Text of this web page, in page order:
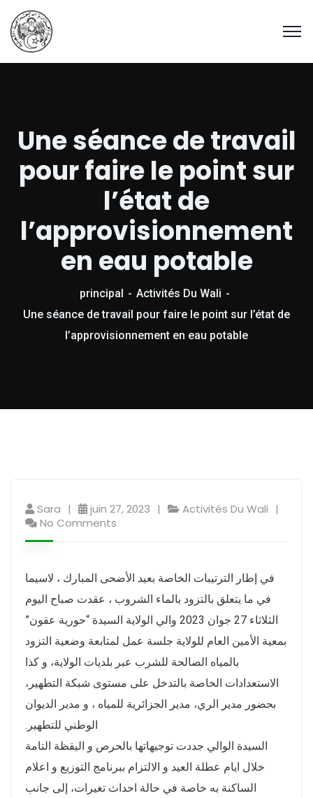
Une séance de travail
pour faire le point sur
l’état de
l’approvisionnement
en eau potable
principal
Activités Du Wali
Une séance de travail pour faire le point sur l’état de
l’approvisionnement en eau potable
Sara juin 27, 2023
Activités Du Wali
No Comments
في إطار الترتيبات الخاصة بعيد الأضحى المبارك ، لاسيما
في ما يتعلق بالتزود بالماء الشروب ، عقدت صباح اليوم
الثلاثاء 27 جوان 2023 والي الولاية السيدة “حورية عقون”
بمعية الأمين العام للولاية جلسة عمل لمتابعة وضعية التزود
بالمياه الصالحة للشرب عبر بلديات الولاية، و كذا
الاستعدادات الخاصة بالتدخل على مستوى شبكة التطهير،
بحضور مدير الري، مدير الجزائرية للمياه ، و مدير الديوان
الوطني للتطهير.
السيدة الوالي جددت توجيهاتها بالحرص و اليقظة التامة
خلال ايام عطلة العيد و الالتزام ببرنامج التوزيع و اعلام
الساكنة به خاصة في حالة احداث تغيرات، إلى جانب